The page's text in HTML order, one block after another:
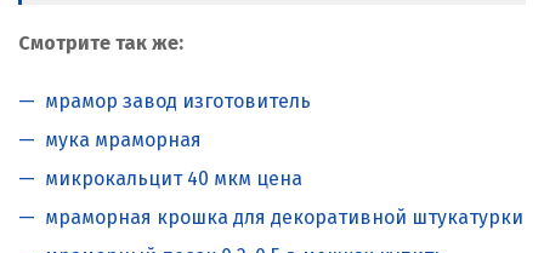
Смотрите так же:
мрамор завод изготовитель
мука мраморная
микрокальцит 40 мкм цена
мраморная крошка для декоративной штукатурки